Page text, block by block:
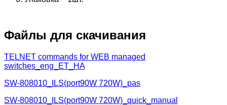
Файлы для скачивания
TELNET commands for WEB managed
switches_eng_ET_HA
SW-808010_ILS(port90W 720W)_pas
SW-808010_ILS(port90W 720W)_quick_manual